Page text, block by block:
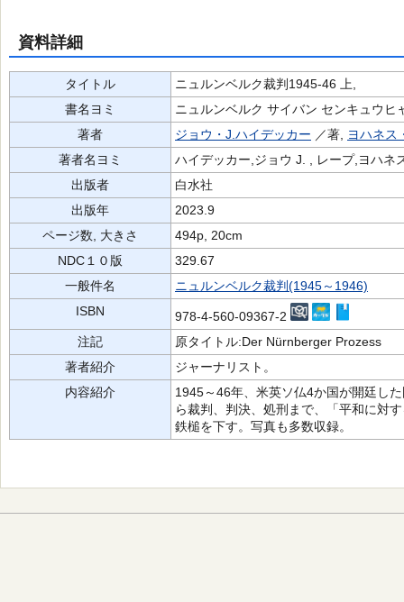
資料詳細
タイトル
ニュルンベルク裁判1945-46 上,
書名ヨミ
ニュルンベルク サイバン センキュウヒ
著者
ジョウ・J.ハイデッカー ／著,
ヨハネス
著者名ヨミ
ハイデッカー,ジョウ J. , レープ,ヨハネ
出版者
白水社
出版年
2023.9
ページ数, 大きさ
494p, 20cm
NDC１０版
329.67
一般件名
ニュルンベルク裁判(1945～1946)
ISBN
978-4-560-09367-2
注記
原タイトル:Der Nürnberger Prozess
著者紹介
ジャーナリスト。
内容紹介
1945～46年、米英ソ仏4か国が開廷し
ら裁判、判決、処刑まで、「平和に対
鉄槌を下す。写真も多数収録。